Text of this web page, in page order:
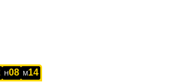
H08 M14